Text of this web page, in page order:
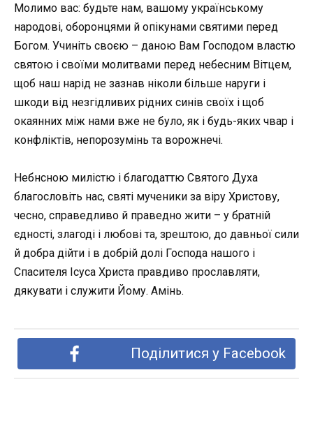
Молимо вас: будьте нам, вашому українському
народові, оборонцями й опікунами святими перед
Богом. Учиніть своєю – даною Вам Господом властю
святою і своїми молитвами перед небесним Вітцем,
щоб наш нарід не зазнав ніколи більше наруги і
шкоди від незгідливих рідних синів своїх і щоб
окаянних між нами вже не було, як і будь-яких чвар і
конфліктів, непорозумінь та ворожнечі.
Небнсною милістю і благодаттю Святого Духа
благословіть нас, святі мученики за віру Христову,
чесно, справедливо й праведно жити – у братній
єдності, злагоді і любові та, зрештою, до давньої сили
й добра дійти і в добрій долі Господа нашого і
Спасителя Ісуса Христа правдиво прославляти,
дякувати і служити Йому. Амінь.
Поділитися у Facebook